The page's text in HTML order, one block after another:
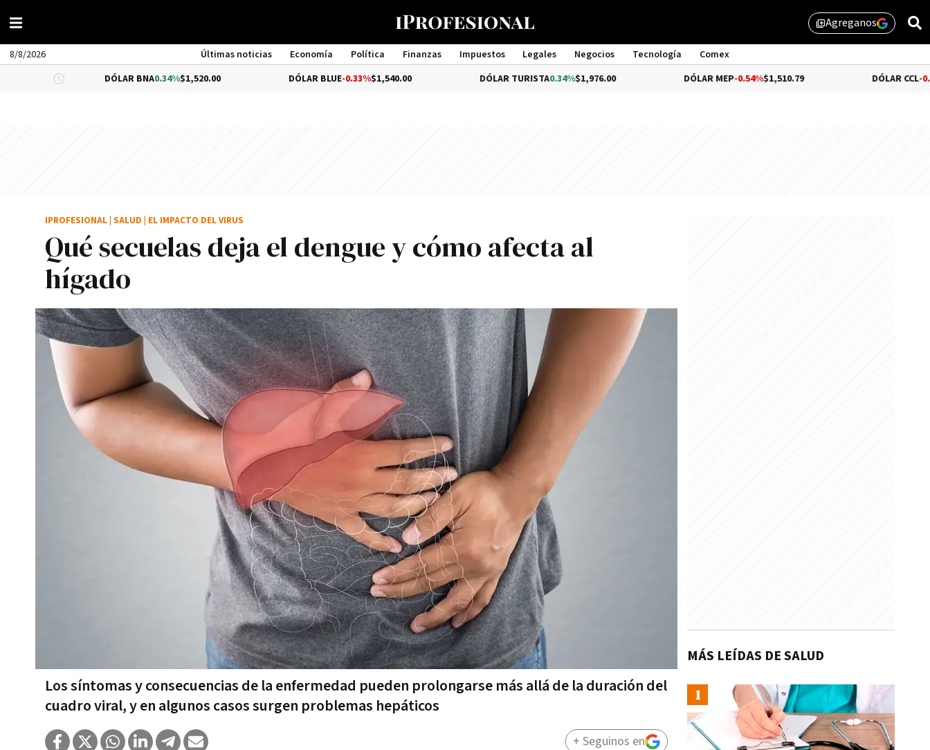
library_addAgreganos
8/8/2026 Últimas noticias Economía Política Finanzas Impuestos Legales Negocios Tecnología
Comex
Management
DÓLAR BNA0.34%$1,520.00 DÓLAR BLUE-0.33%$1,540.00 DÓLAR TURISTA0.34%$1,976.00 DÓLAR MEP-0.54% $1,510.79 -0.72%
Qué secuelas deja el dengue y cómo afecta al
hígado
Los síntomas y consecuencias de la enfermedad pueden prolongarse más allá de la duración del
cuadro viral, y en algunos casos surgen problemas hepáticos
IPROFESIONAL SALUD EL IMPACTO DEL VIRUS
+ Seguinos en
MÁS LEÍDAS DE SALUD